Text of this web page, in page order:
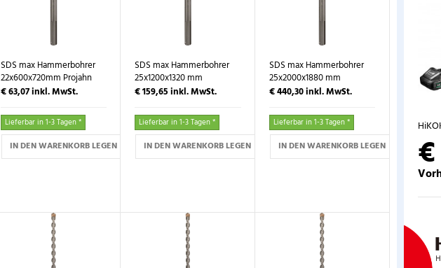
SDS max Hammerbohrer
22x600x720mm Projahn
€ 63,07inkl. MwSt.
Lieferbar in 1-3 Tagen *
IN DEN WARENKORB LEGEN
SDS max Hammerbohrer
25x1200x1320 mm
PROJAHN
€ 159,65inkl. MwSt.
Lieferbar in 1-3 Tagen *
IN DEN WARENKORB LEGEN
SDS max Hammerbohrer
25x2000x1880 mm
PROJAHN
€ 440,30inkl. MwSt.
Lieferbar in 1-3 Tagen *
IN DEN WARENKORB LEGEN